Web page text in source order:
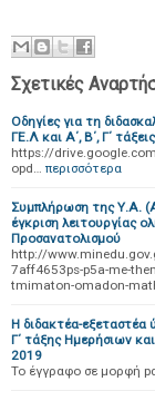
Σχετικές
Οδηγίες για τη
ΓΕ.Λ και Α΄, Β΄, Γ΄
https://
opd… περισσότερα
Συμπλήρωση της Υ.Α.
έγκριση λειτουργίας
Προσανατολισμού
http://
7aff4653ps-p5a-me-
tmimaton-omadon-
H διδακτέα-
Γ΄ τάξης Ημερήσιων
2019
Το έγγραφο σε μορφή